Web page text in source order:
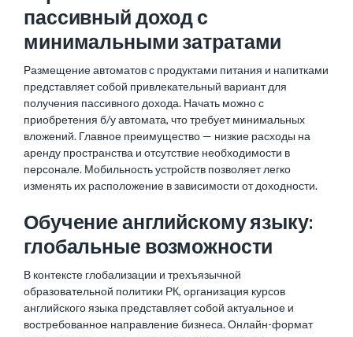
пассивный доход с
минимальными затратами
Размещение автоматов с продуктами питания и напитками
представляет собой привлекательный вариант для
получения пассивного дохода. Начать можно с
приобретения б/у автомата, что требует минимальных
вложений. Главное преимущество — низкие расходы на
аренду пространства и отсутствие необходимости в
персонале. Мобильность устройств позволяет легко
изменять их расположение в зависимости от доходности.
Обучение английскому языку:
глобальные возможности
В контексте глобализации и трехъязычной
образовательной политики РК, организация курсов
английского языка представляет собой актуальное и
востребованное направление бизнеса. Онлайн-формат